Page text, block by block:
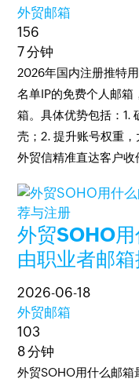
外贸邮箱
156
7 分钟
2026年国内注册推特
名单IP的免费个人邮箱
箱。具体优势包括：1.
壳；2. 提升账号权重
外贸信精准直达客户收
外贸SOHO
由职业者邮
2026-06-18
外贸邮箱
103
8 分钟
外贸SOHO用什么邮